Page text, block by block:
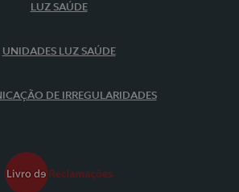
LUZ SAÚDE
UNIDADES LUZ SAÚDE
DE IRREGULARIDADES